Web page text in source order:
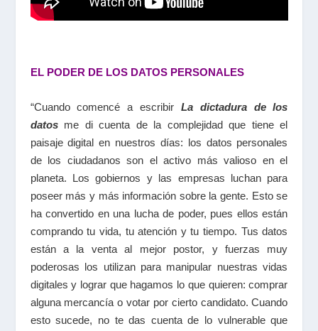
EL PODER DE LOS DATOS PERSONALES
“Cuando comencé a escribir La dictadura de los
datosme di cuenta de la complejidad que tiene el
paisaje digital en nuestros días: los datos personales
de los ciudadanos son el activo más valioso en el
planeta. Los gobiernos y las empresas luchan para
poseer más y más información sobre la gente. Esto se
ha convertido en una lucha de poder, pues ellos están
comprando tu vida, tu atención y tu tiempo. Tus datos
están a la venta al mejor postor, y fuerzas muy
poderosas los utilizan para manipular nuestras vidas
digitales y lograr que hagamos lo que quieren: comprar
alguna mercancía o votar por cierto candidato. Cuando
esto sucede, no te das cuenta de lo vulnerable que